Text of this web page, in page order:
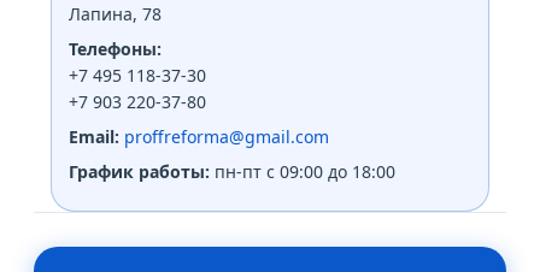
Лапина, 78
Телефоны:
+7 495 118-37-30
+7 903 220-37-80
Email: proffreforma@gmail.com
График работы: пн-пт с 09:00 до 18:00